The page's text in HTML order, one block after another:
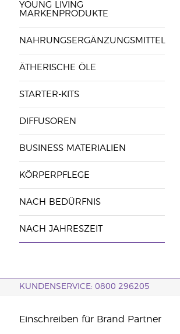
YOUNG LIVING
MARKENPRODUKTE
NAHRUNGSERGÄNZUNGSMITTEL
ÄTHERISCHE ÖLE
STARTER-KITS
DIFFUSOREN
BUSINESS MATERIALIEN
KÖRPERPFLEGE
NACH BEDÜRFNIS
NACH JAHRESZEIT
KUNDENSERVICE: 0800 296205
Einschreiben für Brand Partner